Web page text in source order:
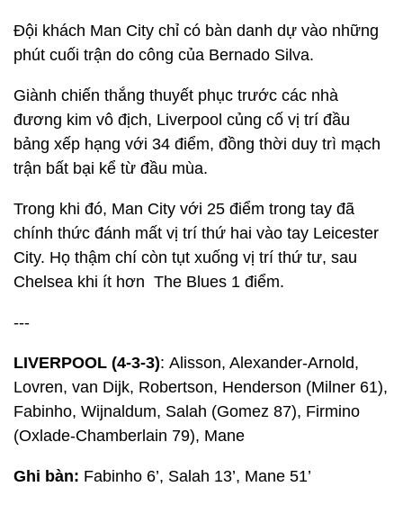
Đội khách Man City chỉ có bàn danh dự vào những
phút cuối trận do công của Bernado Silva.
Giành chiến thắng thuyết phục trước các nhà
đương kim vô địch, Liverpool củng cố vị trí đầu
bảng xếp hạng với 34 điểm, đồng thời duy trì mạch
trận bất bại kể từ đầu mùa.
Trong khi đó, Man City với 25 điểm trong tay đã
chính thức đánh mất vị trí thứ hai vào tay Leicester
City. Họ thậm chí còn tụt xuống vị trí thứ tư, sau
Chelsea khi ít hơn The Blues 1 điểm.
---
LIVERPOOL (4-3-3): Alisson, Alexander-Arnold,
Lovren, van Dijk, Robertson, Henderson (Milner 61),
Fabinho, Wijnaldum, Salah (Gomez 87), Firmino
(Oxlade-Chamberlain 79), Mane
Ghi bàn: Fabinho 6’, Salah 13’, Mane 51’